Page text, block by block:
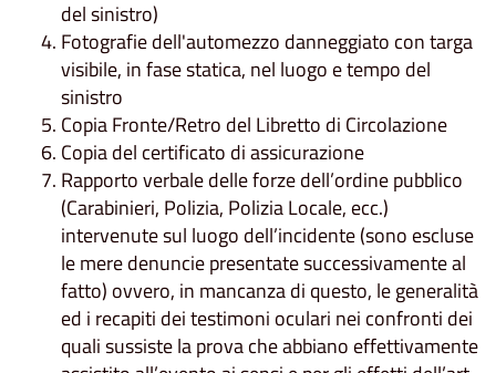
del sinistro)
Fotografie dell'automezzo danneggiato con targa
visibile, in fase statica, nel luogo e tempo del
sinistro
Copia Fronte/Retro del Libretto di Circolazione
Copia del certificato di assicurazione
Rapporto verbale delle forze dell’ordine pubblico
(Carabinieri, Polizia, Polizia Locale, ecc.)
intervenute sul luogo dell’incidente (sono escluse
le mere denuncie presentate successivamente al
fatto) ovvero, in mancanza di questo, le generalità
ed i recapiti dei testimoni oculari nei confronti dei
quali sussiste la prova che abbiano effettivamente